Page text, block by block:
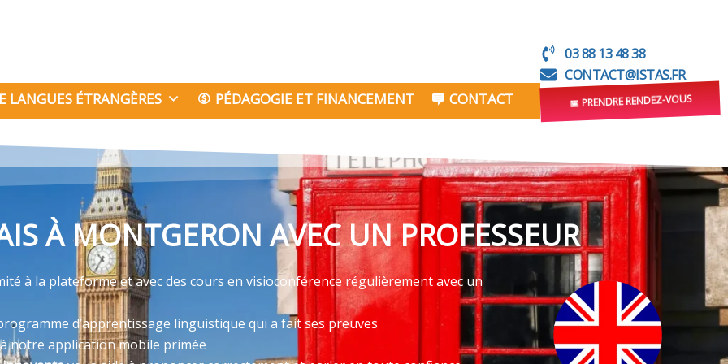
LANGUES ÉTRANGÈRES PÉDAGOGIE ET FINANCEMENT CONTACT
03 88 13 48 38
CONTACT@ISTAS.FR
📅 PRENDRE RENDEZ-VOUS
À MONTGERON AVEC UN PROFESSEUR
à la plateforme et avec des cours en visioconférence régulièrement avec un
d’apprentissage linguistique qui a fait ses preuves
notre application mobile primée